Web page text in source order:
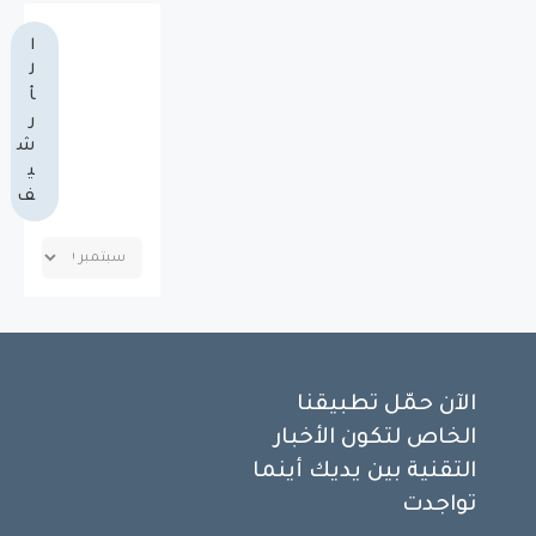
ا
ل
أ
ر
ش
ي
ف
الآن حمّل تطبيقنا
الخاص لتكون الأخبار
التقنية بين يديك أينما
تواجدت